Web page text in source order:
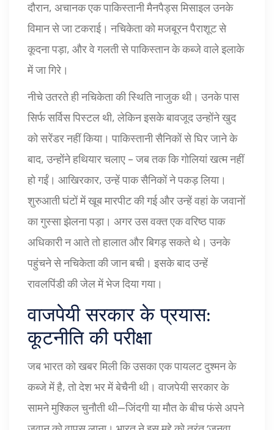
दौरान, अचानक एक पाकिस्तानी मैनपैड्स मिसाइल उनके
विमान से जा टकराई। नचिकेता को मजबूरन पैराशूट से
कूदना पड़ा, और वे गलती से पाकिस्तान के कब्जे वाले इलाके
में जा गिरे।
नीचे उतरते ही नचिकेता की स्थिति नाजुक थी। उनके पास
सिर्फ सर्विस पिस्टल थी, लेकिन इसके बावजूद उन्होंने खुद
को सरेंडर नहीं किया। पाकिस्तानी सैनिकों से घिर जाने के
बाद, उन्होंने हथियार चलाए – जब तक कि गोलियां खत्म नहीं
हो गईं। आखिरकार, उन्हें पाक सैनिकों ने पकड़ लिया।
शुरुआती घंटों में खूब मारपीट की गई और उन्हें वहां के जवानों
का गुस्सा झेलना पड़ा। अगर उस वक्त एक वरिष्ठ पाक
अधिकारी न आते तो हालात और बिगड़ सकते थे। उनके
पहुंचने से नचिकेता की जान बची। इसके बाद उन्हें
रावलपिंडी की जेल में भेज दिया गया।
वाजपेयी सरकार के प्रयास:
कूटनीति की परीक्षा
जब भारत को खबर मिली कि उसका एक पायलट दुश्मन के
कब्जे में है, तो देश भर में बेचैनी थी। वाजपेयी सरकार के
सामने मुश्किल चुनौती थी—जिंदगी या मौत के बीच फंसे अपने